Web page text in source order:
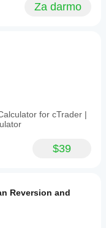
Za darmo
for cTrader |
$39
and